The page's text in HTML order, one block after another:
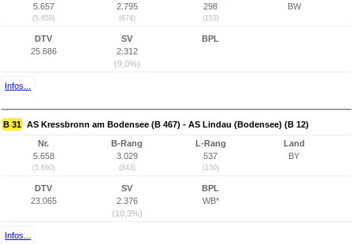
5.657
(5.659)
2.795
(674)
298
(153)
BW
DTV
25.686
SV
2.312
(9,0%)
BPL
Infos...
B 31 AS Kressbronn am Bodensee (B 467) - AS Lindau (Bodensee) (B 12)
Nr.
5.658
(5.660)
B-Rang
3.029
(843)
L-Rang
537
(150)
Land
BY
DTV
23.065
SV
2.376
(10,3%)
BPL
WB*
Infos...